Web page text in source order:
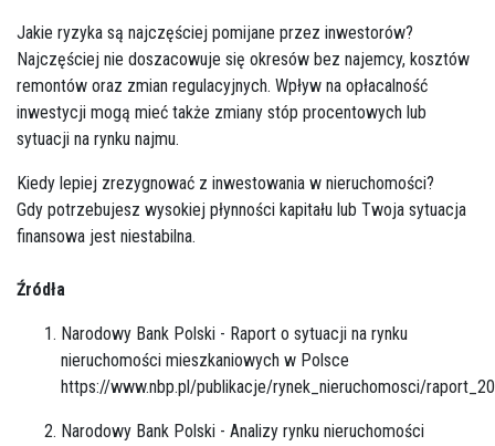
Jakie ryzyka są najczęściej pomijane przez inwestorów?
Najczęściej nie doszacowuje się okresów bez najemcy, kosztów
remontów oraz zmian regulacyjnych. Wpływ na opłacalność
inwestycji mogą mieć także zmiany stóp procentowych lub
sytuacji na rynku najmu.
Kiedy lepiej zrezygnować z inwestowania w nieruchomości?
Gdy potrzebujesz wysokiej płynności kapitału lub Twoja sytuacja
finansowa jest niestabilna.
Źródła
Narodowy Bank Polski - Raport o sytuacji na rynku
nieruchomości mieszkaniowych w Polsce
https://www.nbp.pl/publikacje/rynek_nieruchomosci/
Narodowy Bank Polski - Analizy rynku nieruchomości